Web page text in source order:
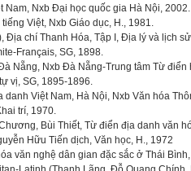
Nam, Nxb Đại học quốc gia Hà Nội, 2002.
Việt, Nxb Giáo dục, H., 1981.
chí Thanh Hóa, Tập I, Địa lý và lịch
Français, SG, 1898.
Nẵng, Nxb Đà Nẵng-Trung tâm Từ điển
vị, SG, 1895-1896.
Việt Nam, Hà Nội, Nxb Văn hóa
trí, 1970.
Bùi Thiết, Từ điển địa danh văn
Hữu Tiến dịch, Văn học, H., 1972
văn nghệ dân gian đặc sắc ở Thái